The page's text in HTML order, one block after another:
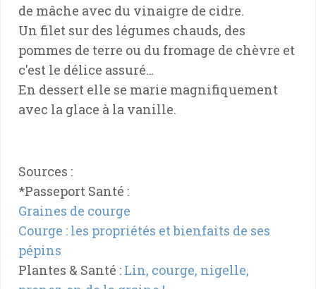
de mâche avec du vinaigre de cidre.
Un filet sur des légumes chauds, des
pommes de terre ou du fromage de chèvre et
c'est le délice assuré…
En dessert elle se marie magnifiquement
avec la glace à la vanille.
Sources :
*Passeport Santé :
Graines de courge
Courge : les propriétés et bienfaits de ses
pépins
Plantes & Santé : Lin, courge, nigelle,